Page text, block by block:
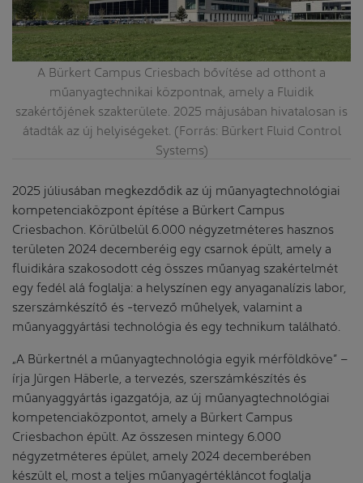
A Bürkert Campus Criesbach bővítése ad otthont a
műanyagtechnikai központnak, amely a Fluidik
szakértőjének szakterülete. 2025 májusában hivatalosan is
átadták az új helyiségeket. (Forrás: Bürkert Fluid Control
Systems)
2025 júliusában megkezdődik az új műanyagtechnológiai
kompetenciaközpont építése a Bürkert Campus
Criesbachon. Körülbelül 6.000 négyzetméteres hasznos
területen 2024 decemberéig egy csarnok épült, amely a
fluidikára szakosodott cég összes műanyag szakértelmét
egy fedél alá foglalja: a helyszínen egy anyaganalízis labor,
szerszámkészítő és -tervező műhelyek, valamint a
műanyaggyártási technológia és egy technikum található.
„A Bürkertnél a műanyagtechnológia egyik mérföldköve” –
írja Jürgen Häberle, a tervezés, szerszámkészítés és
műanyaggyártás igazgatója, az új műanyagtechnológiai
kompetenciaközpontot, amely a Bürkert Campus
Criesbachon épült. Az összesen mintegy 6.000
négyzetméteres épület, amely 2024 decemberében
készült el, most a teljes műanyagértékláncot foglalja